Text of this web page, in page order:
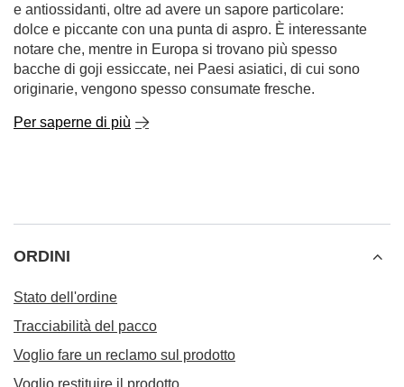
e antiossidanti, oltre ad avere un sapore particolare:
dolce e piccante con una punta di aspro. È interessante
notare che, mentre in Europa si trovano più spesso
bacche di goji essiccate, nei Paesi asiatici, di cui sono
originarie, vengono spesso consumate fresche.
Per saperne di più
ORDINI
Stato dell'ordine
Tracciabilità del pacco
Voglio fare un reclamo sul prodotto
Voglio restituire il prodotto